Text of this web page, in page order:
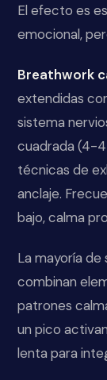
El efecto es
emocional,
Breathwork
extendidas
sistema
cuadrada (4-
técnicas de
anclaje.
bajo, calma
La mayoría
combinan
patrones
un pico
lenta para